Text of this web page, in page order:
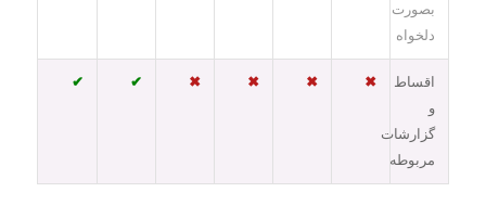
بصورت
دلخواه
اقساط
و
گزارشات
مربوطه
✖
✖
✖
✖
✔
✔